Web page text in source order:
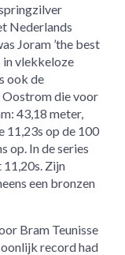
Nederlands
Joram ’the best
in vlekkeloze
ook de
Oostrom die voor
43,18 meter,
11,23s op de 100
op. In de series
Zijn
een bronzen
Bram Teunisse
record had